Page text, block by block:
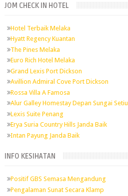
JOM CHECK IN HOTEL
Hotel Terbaik Melaka
Hyatt Regency Kuantan
The Pines Melaka
Euro Rich Hotel Melaka
Grand Lexis Port Dickson
Avillion Admiral Cove Port Dickson
Rossa Villa A Famosa
Alur Galley Homestay Depan Sungai Setiu
Lexis Suite Penang
Erya Suria Country Hills Janda Baik
Intan Payung Janda Baik
INFO KESIHATAN
Positif GBS Semasa Mengandung
Pengalaman Sunat Secara Klamp